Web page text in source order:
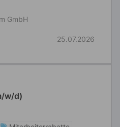
GmbH
25.07.2026
w/d)